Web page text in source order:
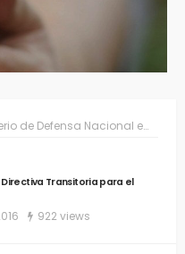
emite Directiva Transitoria para el control de porte de armas de fuego
Transitoria para el
922 views